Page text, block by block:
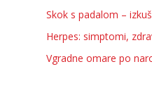
Skok s padalom –
Herpes: simptomi,
Vgradne omare po